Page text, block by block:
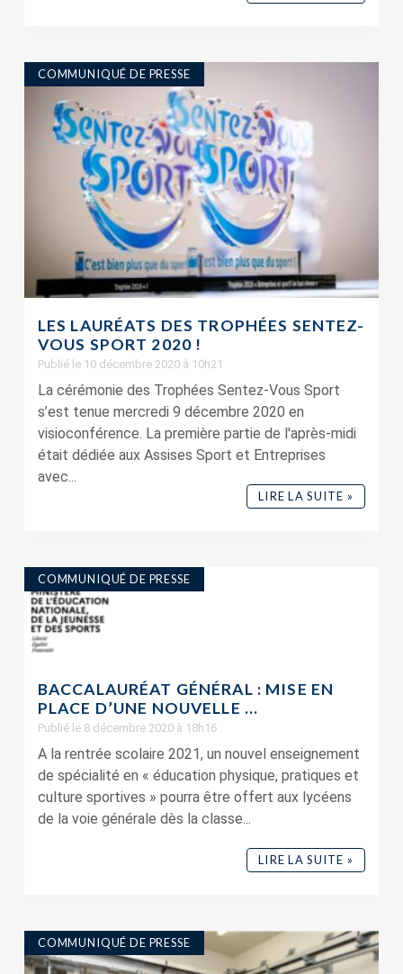
COMMUNIQUÉ DE PRESSE
LES LAURÉATS DES TROPHÉES SENTEZ-
VOUS SPORT 2020 !
Publié le 10 décembre 2020 à 10h21
La cérémonie des Trophées Sentez-Vous Sport
s’est tenue mercredi 9 décembre 2020 en
visioconférence. La première partie de l'après-midi
était dédiée aux Assises Sport et Entreprises
avec...
LIRE LA SUITE »
COMMUNIQUÉ DE PRESSE
BACCALAURÉAT GÉNÉRAL : MISE EN
PLACE D’UNE NOUVELLE ...
Publié le 8 décembre 2020 à 18h16
A la rentrée scolaire 2021, un nouvel enseignement
de spécialité en « éducation physique, pratiques et
culture sportives » pourra être offert aux lycéens
de la voie générale dès la classe...
LIRE LA SUITE »
COMMUNIQUÉ DE PRESSE